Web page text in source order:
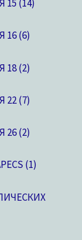
15 14
16 6
18 2
22 7
26 2
1